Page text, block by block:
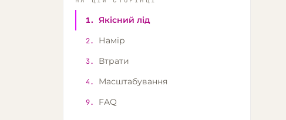
1. Якісний лід
2. Намір
3. Втрати
4. Масштабування
9. FAQ